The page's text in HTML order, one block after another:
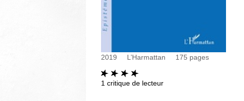
2019 L’Harmattan 175 pages
1 critique de lecteur